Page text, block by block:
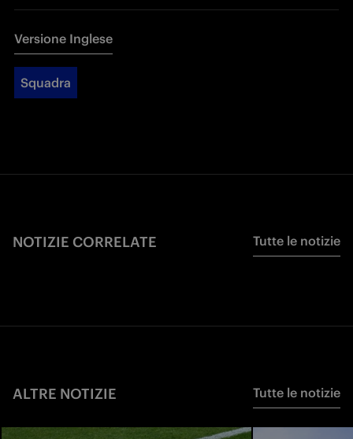
Versione Inglese
Squadra
NOTIZIE CORRELATE Tutte le notizie
ALTRE NOTIZIE Tutte le notizie